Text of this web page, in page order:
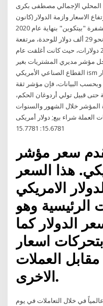
المحلي الإجمالي مصطفى بكرى
الاسعار وازمة الدولار (كانون
الثاني 2021). سجلت سيدة العملات المشفرة "بيتكوين" بنهاية عام 2020
أعلى إغلاق في تاريخها على الإطلاق عند نحو 29 ألف دولار للوحدة، مرتفعة
بنسبة 303 في المائة، بما يعادل 21804 دولارات، حيث كانت أغلقت عام
دولارا. سجل مؤشر مديري المشتريات بغير
القطاع الصناعي الأمريكي ism لشهر نوفمبر قراءة 53.9 ، أي أقل بمقدار
البيانات، فإن مؤشر ثقة
كان يتراوح بين 85 و95 نقطة حتى قبيل تولي أردوغان الحكم،
خلال الشهور والسنوات
شراء بيع; دولار أمريكى
15.6781: 15.7781
سعر مؤشر
هذا السعر
الامريكي
الرئيسية وهو
الدولار كما
اسعار
مقابل العملات
الاخرى.
في خلال التعاملات في يوم